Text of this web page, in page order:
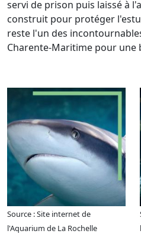
servi de prison puis laissé à
construit pour protéger
reste l'un des
Charente-Maritime pour une
Source : Site internet de
l'Aquarium de La Rochelle